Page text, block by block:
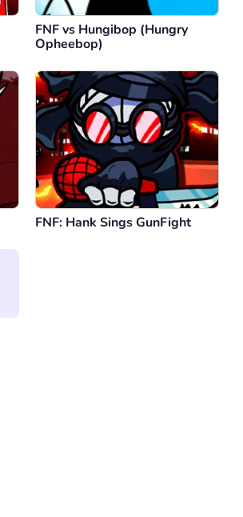
FNF vs Hungibop (Hungry
Opheebop)
FNF: Hank Sings GunFight